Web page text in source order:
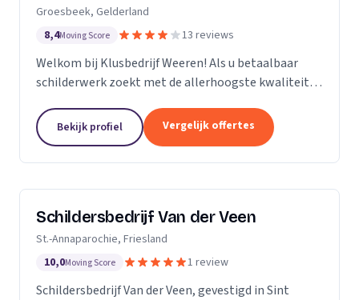
Groesbeek, Gelderland
8,4Moving Score 13 reviews
Welkom bij Klusbedrijf Weeren! Als u betaalbaar
schilderwerk zoekt met de allerhoogste kwaliteit
kwaliteit omdat schilderwerk onze passie is, dit
ziet...
Bekijk profiel Vergelijk offertes
Schildersbedrijf Van der Veen
St.-Annaparochie, Friesland
10,0Moving Score 1 review
Schildersbedrijf Van der Veen, gevestigd in Sint